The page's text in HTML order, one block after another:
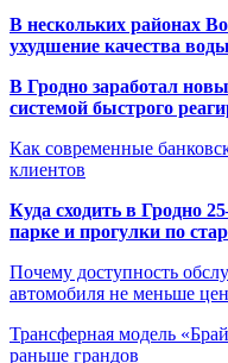
В нескольких районах
ухудшение качества воды
В Гродно заработал
системой быстрого
Как современные
клиентов
Куда сходить в Гродно
парке и прогулки по
Почему доступность
автомобиля не меньше
Трансферная модель
раньше грандов